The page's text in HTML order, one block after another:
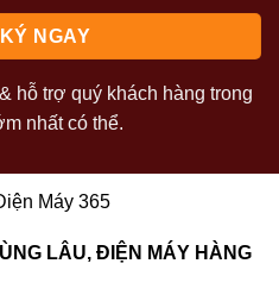
hỗ trợ quý khách hàng trong
nhất có thể.
LÂU, ĐIỆN MÁY HÀNG